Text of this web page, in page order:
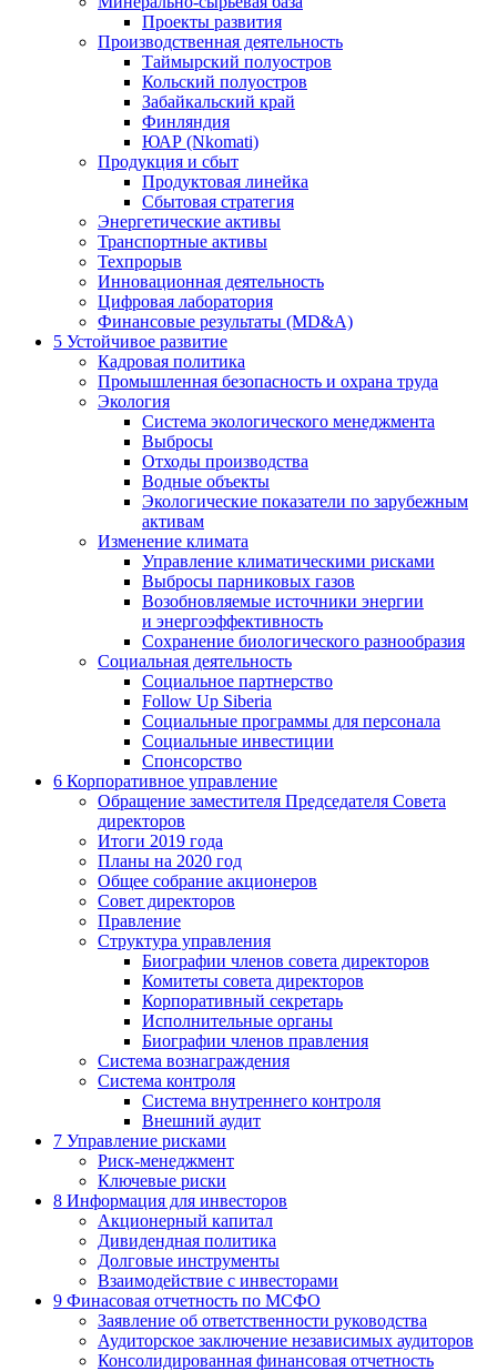
Проекты развития
Производственная деятельность
Таймырский полуостров
Кольский полуостров
Забайкальский край
Финляндия
ЮАР (Nkomati)
Продукция и сбыт
Продуктовая линейка
Сбытовая стратегия
Энергетические активы
Транспортные активы
Техпрорыв
Инновационная деятельность
Цифровая лаборатория
Финансовые результаты (MD&A)
5 Устойчивое развитие
Кадровая политика
Промышленная безопасность и охрана труда
Экология
Система экологического менеджмента
Выбросы
Отходы производства
Водные объекты
Экологические показатели по зарубежным
активам
Изменение климата
Управление климатическими рисками
Выбросы парниковых газов
Возобновляемые источники энергии
и энергоэффективность
Сохранение биологического разнообразия
Социальная деятельность
Социальное партнерство
Follow Up Siberia
Социальные программы для персонала
Социальные инвестиции
Спонсорство
6 Корпоративное управление
Обращение заместителя Председателя Совета
директоров
Итоги 2019 года
Планы на 2020 год
Общее собрание акционеров
Совет директоров
Правление
Структура управления
Биографии членов совета директоров
Комитеты совета директоров
Корпоративный секретарь
Исполнительные органы
Биографии членов правления
Система вознаграждения
Система контроля
Система внутреннего контроля
Внешний аудит
7 Управление рисками
Риск-менеджмент
Ключевые риски
8 Информация для инвесторов
Акционерный капитал
Дивидендная политика
Долговые инструменты
Взаимодействие с инвеcторами
9 Финасовая отчетность по МСФО
Заявление об ответственности руководства
Аудиторское заключение независимых аудиторов
Консолидированная финансовая отчетность